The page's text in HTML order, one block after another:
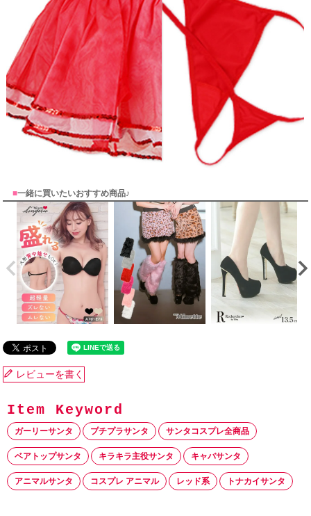
■一緒に買いたいおすすめ商品♪
レビューを書く
ガーリーサンタ プチプラサンタ サンタコスプレ全商品
ベアトップサンタ キラキラ主役サンタ キャバサンタ
アニマルサンタ コスプレ アニマル レッド系 トナカイサンタ